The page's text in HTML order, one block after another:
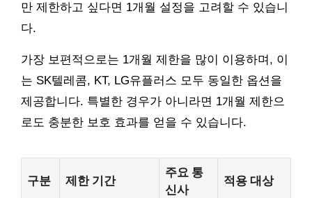
만 제한하고 싶다면 1개월 설정을 고려할 수 있습니
다.
가장 보편적으로는 1개월 제한을 많이 이용하며, 이
는 SK텔레콤, KT, LG유플러스 모두 동일한 옵션을
제공합니다. 특별한 경우가 아니라면 1개월 제한으
로도 충분한 보호 효과를 얻을 수 있습니다.
구분 제한 기간
주요 통
신사
적용 대상